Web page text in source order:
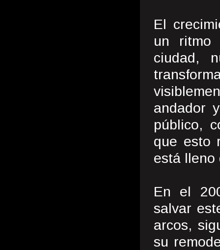
El
un ritmo
ciudad,
andador
público,
que esto
está lleno
En el
salvar
arcos,
su